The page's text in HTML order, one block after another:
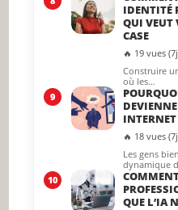
IDENTITÉ
QUI VEUT
CASE
🔥 19 vues
Construire
où les…
9
🔥 18 vues
Les gens
dynamique
10
QUE L’IA